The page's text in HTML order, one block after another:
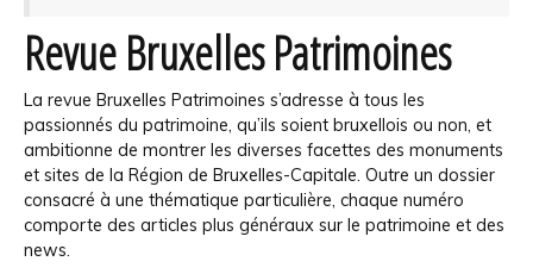
Revue Bruxelles Patrimoines
La revue Bruxelles Patrimoines s’adresse à tous les
passionnés du patrimoine, qu’ils soient bruxellois ou non, et
ambitionne de montrer les diverses facettes des monuments
et sites de la Région de Bruxelles-Capitale. Outre un dossier
consacré à une thématique particulière, chaque numéro
comporte des articles plus généraux sur le patrimoine et des
news.